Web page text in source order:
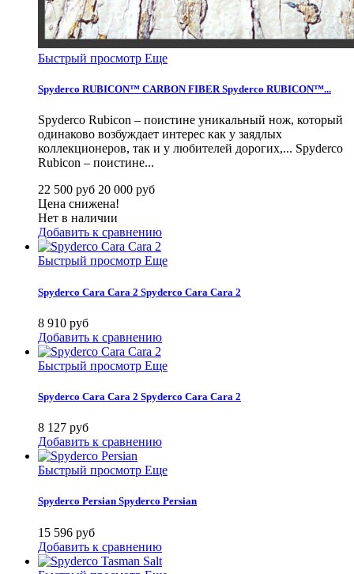
Быстрый просмотр Еще
Spyderco RUBICON™ CARBON FIBER Spyderco RUBICON™...
Spyderco Rubicon – поистине уникальный нож, который
одинаково возбуждает интерес как у заядлых
коллекционеров, так и у любителей дорогих,... Spyderco
Rubicon – поистине...
22 500 руб 20 000 руб
Цена снижена!
Нет в наличии
Добавить к сравнению
Быстрый просмотр Еще
Spyderco Cara Cara 2 Spyderco Cara Cara 2
8 910 руб
Добавить к сравнению
Быстрый просмотр Еще
Spyderco Cara Cara 2 Spyderco Cara Cara 2
8 127 руб
Добавить к сравнению
Быстрый просмотр Еще
Spyderco Persian Spyderco Persian
15 596 руб
Добавить к сравнению